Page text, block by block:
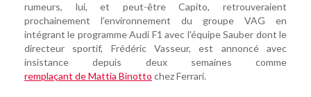
rumeurs, lui, et peut-être Capito, retrouveraient
prochainement l’environnement du groupe VAG en
intégrant le programme Audi F1 avec l'équipe Sauber dont le
directeur sportif, Frédéric Vasseur, est annoncé avec
insistance depuis deux semaines comme
remplaçant de Mattia Binotto chez Ferrari.